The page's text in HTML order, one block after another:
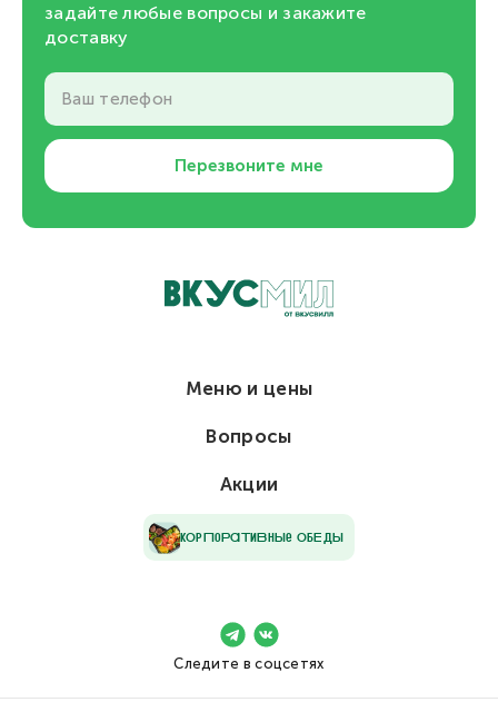
задайте любые вопросы и закажите
доставку
Ваш телефон
Перезвоните мне
Меню и цены
Вопросы
Акции
кОрПоРаТиВнЫе ОбЕдЫ
Следите в соцсетях